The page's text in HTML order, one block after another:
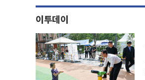
이투데이